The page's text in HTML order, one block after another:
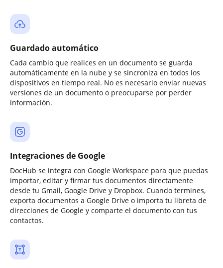
Guardado automático
Cada cambio que realices en un documento se guarda
automáticamente en la nube y se sincroniza en todos los
dispositivos en tiempo real. No es necesario enviar nuevas
versiones de un documento o preocuparse por perder
información.
Integraciones de Google
DocHub se integra con Google Workspace para que puedas
importar, editar y firmar tus documentos directamente
desde tu Gmail, Google Drive y Dropbox. Cuando termines,
exporta documentos a Google Drive o importa tu libreta de
direcciones de Google y comparte el documento con tus
contactos.